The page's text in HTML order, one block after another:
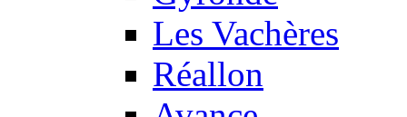
Les Vachères
Réallon